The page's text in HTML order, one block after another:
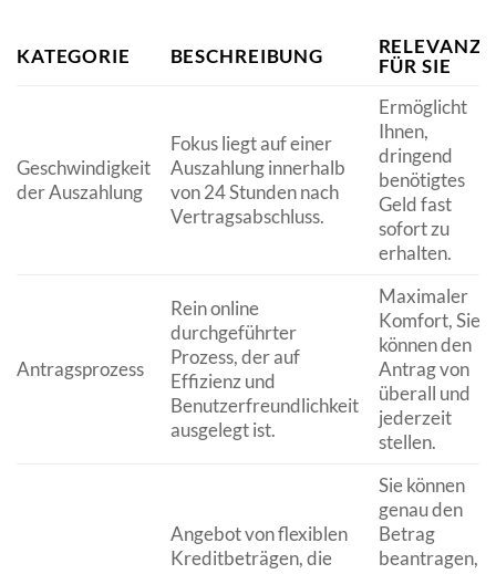
KATEGORIE BESCHREIBUNG
RELEVANZ
FÜR SIE
Geschwindigkeit
der Auszahlung
Fokus liegt auf einer
Auszahlung innerhalb
von 24 Stunden nach
Vertragsabschluss.
Ermöglicht
Ihnen,
dringend
benötigtes
Geld fast
sofort zu
erhalten.
Antragsprozess
Rein online
durchgeführter
Prozess, der auf
Effizienz und
Benutzerfreundlichkeit
ausgelegt ist.
Maximaler
Komfort, Sie
können den
Antrag von
überall und
jederzeit
stellen.
Angebot von flexiblen
Kreditbeträgen, die
Sie können
genau den
Betrag
beantragen,